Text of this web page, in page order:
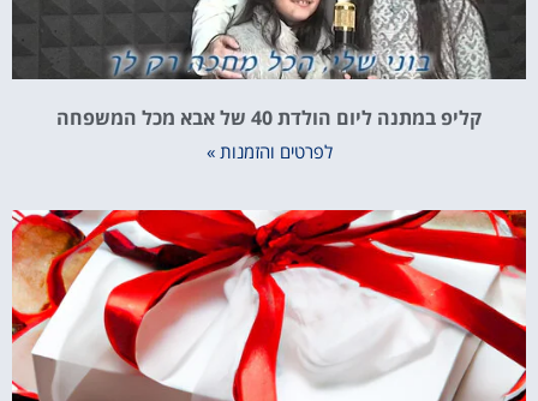
קליפ במתנה ליום הולדת 40 של אבא מכל המשפחה
לפרטים והזמנות »